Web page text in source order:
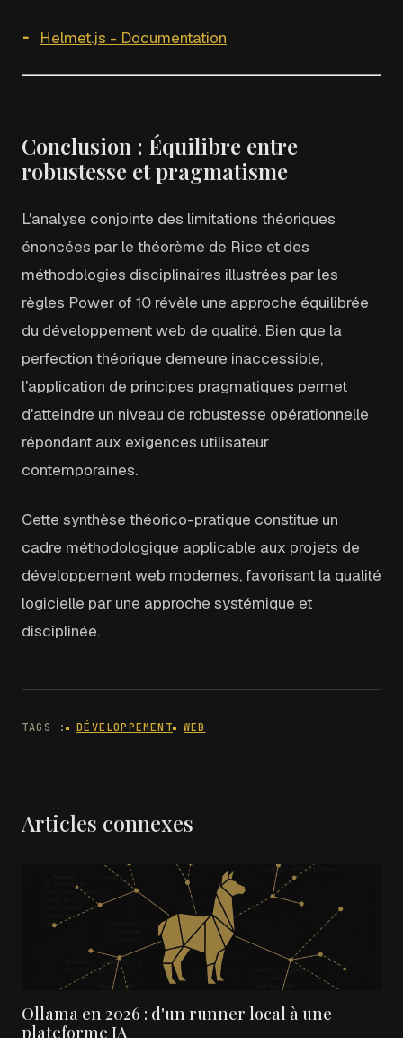
Helmet.js - Documentation
Conclusion : Équilibre entre
robustesse et pragmatisme
L'analyse conjointe des limitations théoriques
énoncées par le théorème de Rice et des
méthodologies disciplinaires illustrées par les
règles Power of 10 révèle une approche équilibrée
du développement web de qualité. Bien que la
perfection théorique demeure inaccessible,
l'application de principes pragmatiques permet
d'atteindre un niveau de robustesse opérationnelle
répondant aux exigences utilisateur
contemporaines.
Cette synthèse théorico-pratique constitue un
cadre méthodologique applicable aux projets de
développement web modernes, favorisant la qualité
logicielle par une approche systémique et
disciplinée.
TAGS : DÉVELOPPEMENT WEB
Articles connexes
Ollama en 2026 : d'un runner local à une
plateforme IA